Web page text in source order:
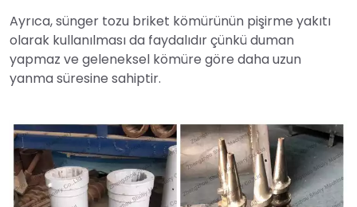
Ayrıca, sünger tozu briket kömürünün pişirme yakıtı
olarak kullanılması da faydalıdır çünkü duman
yapmaz ve geleneksel kömüre göre daha uzun
yanma süresine sahiptir.